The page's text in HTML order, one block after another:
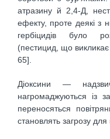
атразину й 2,4-Д,
ефекту, проте деякі з
гербіцидів було
(пестицид, що
65].
Діоксини —
нагромаджуються із
переносяться
становлять загрозу